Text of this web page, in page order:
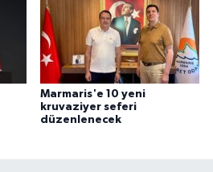
Marmaris'e 10 yeni
kruvaziyer seferi
düzenlenecek